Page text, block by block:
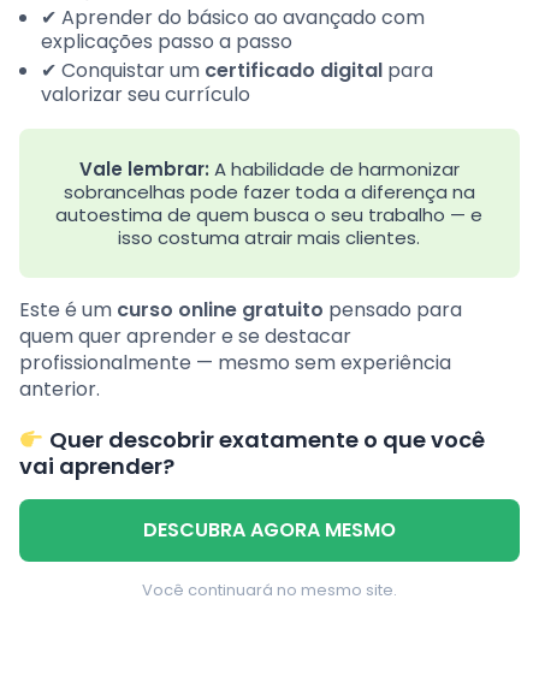
✔ Aprender do básico ao avançado com
explicações passo a passo
✔ Conquistar um certificado digital para
valorizar seu currículo
Vale lembrar: A habilidade de harmonizar
sobrancelhas pode fazer toda a diferença na
autoestima de quem busca o seu trabalho — e
isso costuma atrair mais clientes.
Este é um curso online gratuito pensado para
quem quer aprender e se destacar
profissionalmente — mesmo sem experiência
anterior.
Quer descobrir exatamente o que você
vai aprender?
DESCUBRA AGORA MESMO
Você continuará no mesmo site.